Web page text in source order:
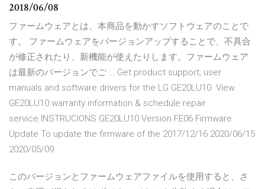
2018/06/08
ファームウェアとは、本商品を動かすソフトウェアのことで
す。 ファームウェアをバージョンアップすることで、不具合
が修正されたり、新機能が使えたりします。ファームウェア
は最新のバージョンでご … Get product support, user
manuals and software drivers for the LG GE20LU10. View
GE20LU10 warranty information & schedule repair
service.INSTRUCIONS GE20LU10 Version FE06 Firmware
Update To update the firmware of the 2017/12/16 2020/06/15
2020/05/09
このバージョンとファームウェアファイルを使用すると、さ